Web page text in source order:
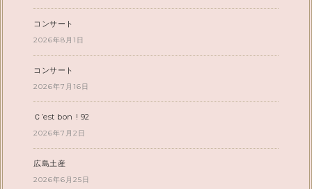
コンサート
2026年8月1日
コンサート
2026年7月16日
Ｃ’est bon ! 92
2026年7月2日
広島土産
2026年6月25日